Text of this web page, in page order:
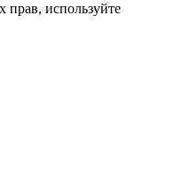
прав, используйте